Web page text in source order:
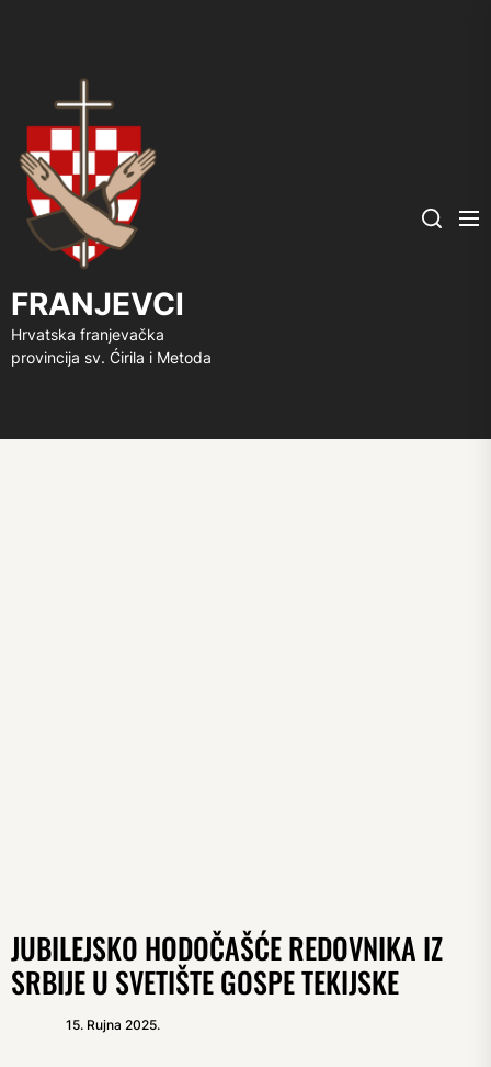
FRANJEVCI
Hrvatska franjevačka
provincija sv. Ćirila i Metoda
Search
JUBILEJSKO HODOČAŠĆE REDOVNIKA IZ
SRBIJE U SVETIŠTE GOSPE TEKIJSKE
15. Rujna 2025.